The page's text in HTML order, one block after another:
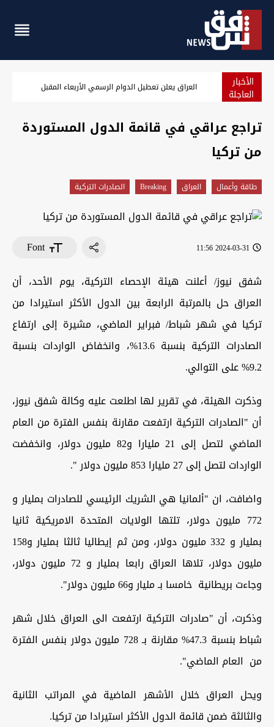
الأخبار
العاجلة مع إغلاق الأسواق.. الدولار يعاود الارتفاع في بغداد وأربيل
تراجع عراقي في قائمة الدول المستوردة
من تركيا
طاقة وأعمال العراق Breaking الصادرات التركية
2024-03-31 11:56
Font
شفق نيوز/ أعلنت هيئة الإحصاء التركية، يوم الأحد، أن
العراق حل بالمرتبة الرابعة بين الدول الأكثر استيرادا من
تركيا في شهر شباط/ فبراير الماضي، مشيرة إلى ارتفاع
الصادرات التركية بنسبة 13.6%، وانخفاض الواردات بنسبة
9.2% على التوالي.
وذكرت الهيئة، في تقرير لها اطلعت عليه وكالة شفق نيوز،
أن "الصادرات التركية ارتفعت مقارنة بنفس الفترة من العام
الماضي لتصل إلى 21 مليارا و82 مليون دولار، وانخفضت
الواردات لتصل إلى 27 مليارا 853 مليون دولار ".
واضافت، ان "ألمانيا هي الشريك الرئيسي للصادرات بمليار و
772 مليون دولار، تلتها الولايات المتحدة الامريكية ثانيا
بمليار و 332 مليون دولار، ومن ثم إيطاليا ثالثا بمليار و158
مليون دولار، تلاها العراق رابعا بمليار و 72 مليون دولار،
وجاءت بريطانية خامسا بـ مليار و66 مليون دولار".
وذكرت، أن "صادرات التركية ارتفعت الى العراق خلال شهر
شباط بنسبة 47.3% مقارنة بـ 728 مليون دولار بنفس الفترة
من العام الماضي".
ويحل العراق خلال الأشهر الماضية في المراتب الثانية
والثالثة ضمن قائمة الدول الأكثر استيرادا من تركيا.